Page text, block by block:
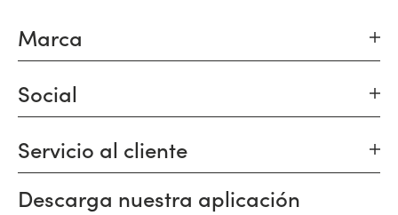
Marca
Social
Servicio al cliente
Descarga nuestra aplicación